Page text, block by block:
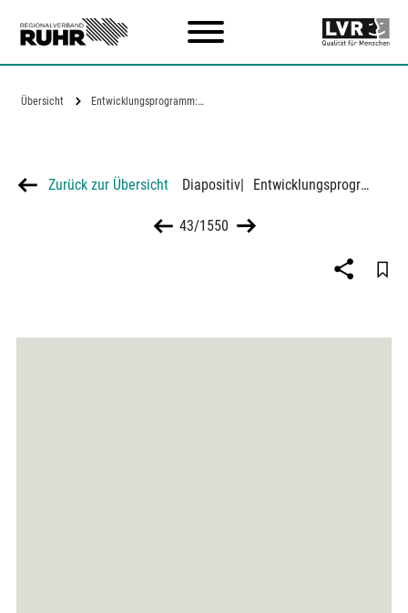
Übersicht Entwicklungsprogramm: Erwerbspersonen…
Zurück zur Übersicht Diapositiv| Entwicklungsprogramm: Erwerbspersonen nach Wirtschaftsgruppen in den Planungsgebieten
43/1550